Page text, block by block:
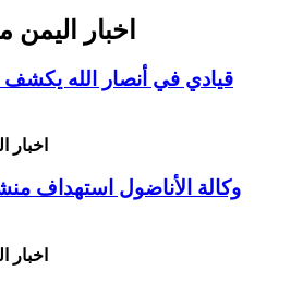
اخبار
قيادي في أنصار الله
اخبار
وكالة الأناضول استهداف
اخبار